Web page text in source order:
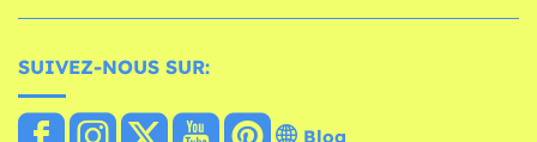
SUIVEZ-NOUS SUR:
Blog